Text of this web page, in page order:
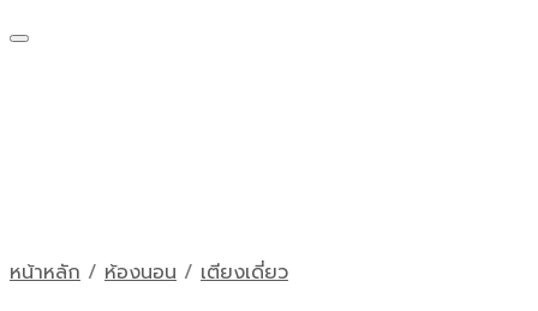
หน้าหลัก / ห้องนอน / เตียงเดี่ยว